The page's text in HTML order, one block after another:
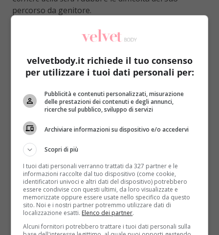
percorso da genitore.
LA RISATA DELLA CONCORRENTE
OLIMPIA CONQUISTA BONOLIS
Le maternità, straordinarie, lo sono tutte. Perché
diventare mamma è un’esperienza unica alla quale
delle mie tre lo è stata ancora di più. La nostra prima
bambina Silvia è nata con una cardiopatia e la mia
essere molto schietta, nel senso chenon è augurabile
una disabilità ma allo stesso tempo credo che la forza
che questi bambini hanno sia una risorsa enorme
Bisogna avere tanta forza, una famiglia grande alle
spalle, a volte sacrificare anche gli altri fratelli perché le
cose sono un po’ più complicate.La felicità del bambino
è la priorità di ogni mammae questi bambini emanano
tantissima gioia, serenità, ci danno forza.
che non avrei scelto ma se mi dicessero adesso di
velvetbody.it richiede il tuo consenso
per utilizzare i tuoi dati personali per:
Pubblicità e contenuti personalizzati, misurazione
delle prestazioni dei contenuti e degli annunci,
ricerche sul pubblico, sviluppo di servizi
Archiviare informazioni su dispositivo e/o accedervi
Scopri di più
I tuoi dati personali verranno trattati da 327 partner e le
informazioni raccolte dal tuo dispositivo (come cookie,
identificatori univoci e altri dati del dispositivo) potrebbero
essere condivise con questi ultimi, da loro visualizzate e
memorizzate oppure essere usate nello specifico da questo
sito. Noi e i nostri partner potremmo utilizzare dati di
localizzazione esatti. Elenco dei partner.
Alcuni fornitori potrebbero trattare i tuoi dati personali sulla